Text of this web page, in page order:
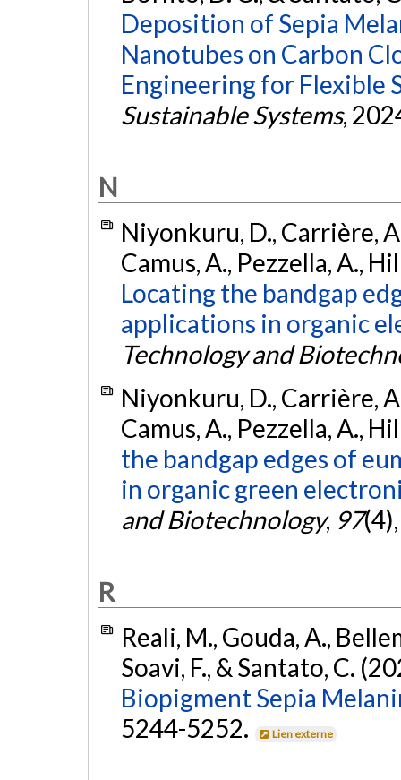
Deposition of Sepia
Nanotubes on Carbon
Engineering for Flexible
Sustainable Systems,
N
Niyonkuru, D., Carrière,
Camus, A., Pezzella, A.,
Locating the bandgap
applications in organic
Technology and
Niyonkuru, D., Carrière,
Camus, A., Pezzella, A.,
the bandgap edges of
in organic green
and Biotechnology, 97
R
Reali, M., Gouda, A.,
Soavi, F., & Santato, C.
Biopigment Sepia
5244-5252.
Lien externe